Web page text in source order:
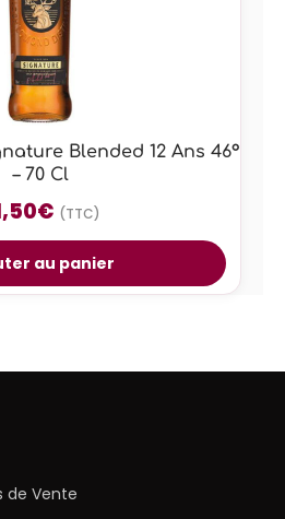
Blended 12 Ans 46°
– 70 Cl
€ (TTC)
au panier
de Vente